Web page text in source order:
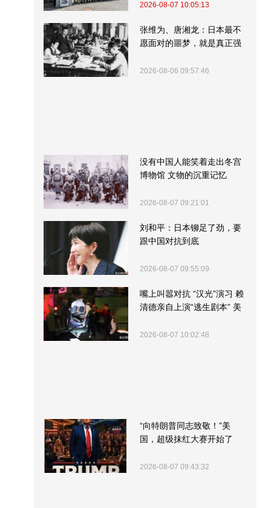
2026-08-07 10:05:13
张维为、唐湘龙：日本最不
愿面对的噩梦，就是真正强
2026-08-06 09:57:46
没有中国人能笑着走出冬宫
博物馆 文物的沉重记忆
2026-08-07 09:21:01
刘和平：日本铆足了劲，要
跟中国对抗到底
2026-08-07 09:55:09
嘴上叫嚣对抗 “汉光”演习 赖
清德亲自上演“逃生剧本” 美
2026-08-07 10:02:48
“向特朗普同志致敬！”美
国，超级抹红大赛开始了
2026-08-07 09:43:32